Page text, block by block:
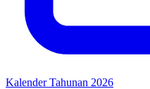
Kalender Tahunan 2026